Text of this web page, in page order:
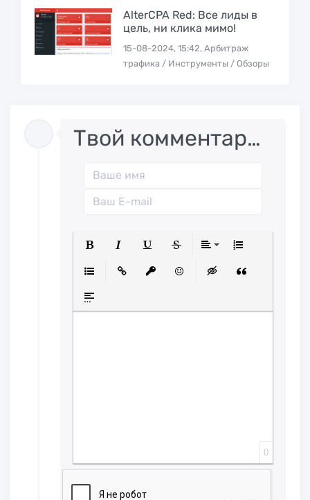
AlterCPA Red: Все лиды в
цель, ни клика мимо!
15-08-2024, 15:42, Арбитраж
трафика / Инструменты / Обзоры
Твой комментарий..
Вставка спойлера
0